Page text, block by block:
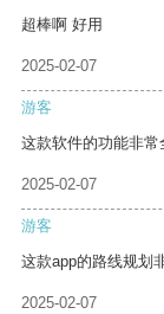
超棒啊 好用
2025-02-07
游客
这款软件的功能非常
2025-02-07
游客
这款app的路线规划
2025-02-07